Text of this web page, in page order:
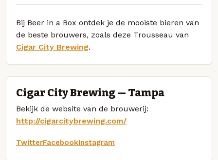
Bij Beer in a Box ontdek je de mooiste bieren van
de beste brouwers, zoals deze Trousseau van
Cigar City Brewing.
Cigar City Brewing — Tampa
Bekijk de website van de brouwerij:
http://cigarcitybrewing.com/
TwitterFacebookInstagram